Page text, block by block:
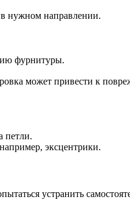
нужном направлении.
фурнитуры.
может привести к
петли.
эксцентрики.
устранить